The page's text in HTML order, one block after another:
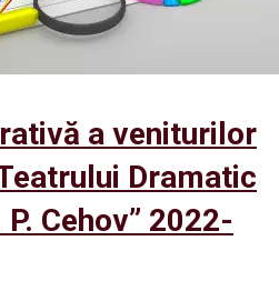
a veniturilor
Dramatic
Cehov” 2022-